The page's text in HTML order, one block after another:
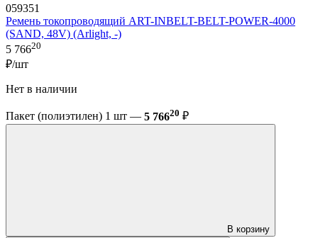
059351
Ремень токопроводящий ART-INBELT-BELT-POWER-4000
(SAND, 48V) (Arlight, -)
5 76620
₽/шт
Нет в наличии
Пакет (полиэтилен) 1 шт — 5 76620 ₽
В корзину